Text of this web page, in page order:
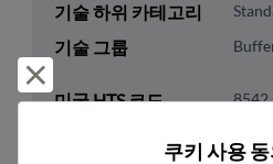
기술 하위 카테고리
기술 그룹
미국 HTS 코드
쿠키 사용